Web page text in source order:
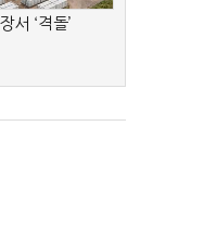
서 ‘격돌’